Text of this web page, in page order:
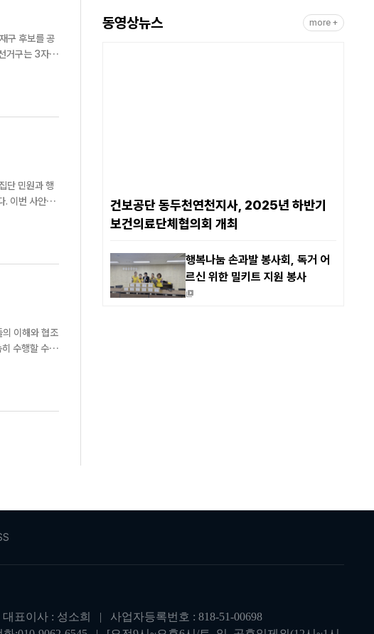
거구는 3자
단 민원과 행
. 이번 사안은
와 교량 재
이해와 협조
시된다. 포
동영상뉴스 more +
건보공단 동두천연천지사, 2025년 하반기
보건의료단체협의회 개최
행복나눔 손과발 봉사회, 독거 어
르신 위한 밀키트 지원 봉사
표이사 : 성소희 | 사업자등록번호 : 818-51-00698